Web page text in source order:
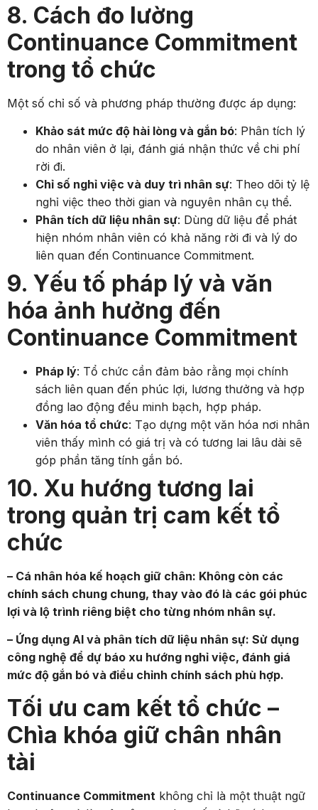
8. Cách đo lường
Continuance Commitment
trong tổ chức
Một số chỉ số và phương pháp thường được áp dụng:
Khảo sát mức độ hài lòng và gắn bó: Phân tích lý
do nhân viên ở lại, đánh giá nhận thức về chi phí
rời đi.
Chỉ số nghỉ việc và duy trì nhân sự: Theo dõi tỷ lệ
nghỉ việc theo thời gian và nguyên nhân cụ thể.
Phân tích dữ liệu nhân sự: Dùng dữ liệu để phát
hiện nhóm nhân viên có khả năng rời đi và lý do
liên quan đến Continuance Commitment.
9. Yếu tố pháp lý và văn
hóa ảnh hưởng đến
Continuance Commitment
Pháp lý: Tổ chức cần đảm bảo rằng mọi chính
sách liên quan đến phúc lợi, lương thưởng và hợp
đồng lao động đều minh bạch, hợp pháp.
Văn hóa tổ chức: Tạo dựng một văn hóa nơi nhân
viên thấy mình có giá trị và có tương lai lâu dài sẽ
góp phần tăng tính gắn bó.
10. Xu hướng tương lai
trong quản trị cam kết tổ
chức
– Cá nhân hóa kế hoạch giữ chân: Không còn các
chính sách chung chung, thay vào đó là các gói phúc
lợi và lộ trình riêng biệt cho từng nhóm nhân sự.
– Ứng dụng AI và phân tích dữ liệu nhân sự: Sử dụng
công nghệ để dự báo xu hướng nghỉ việc, đánh giá
mức độ gắn bó và điều chỉnh chính sách phù hợp.
Tối ưu cam kết tổ chức –
Chìa khóa giữ chân nhân
tài
Continuance Commitment không chỉ là một thuật ngữ